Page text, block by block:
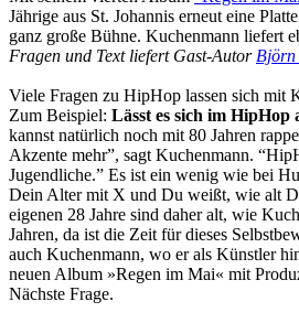
Jährige aus St. Johannis erneut eine
ganz große Bühne. Kuchenmann liefert
Fragen und Text liefert Gast-Autor Björn
Viele Fragen zu HipHop lassen sich mit
Zum Beispiel: Lässt es sich im HipHop
kannst natürlich noch mit 80 Jahren
Akzente mehr”, sagt Kuchenmann.
Jugendliche.” Es ist ein wenig wie bei
Dein Alter mit X und Du weißt, wie alt
eigenen 28 Jahre sind daher alt, wie
Jahren, da ist die Zeit für dieses
auch Kuchenmann, wo er als Künstler
neuen Album »Regen im Mai« mit
Nächste Frage.